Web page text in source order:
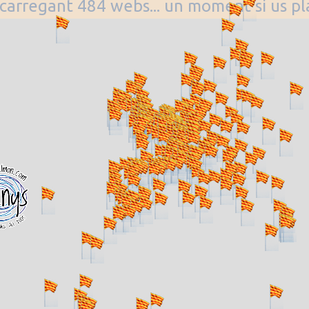
484 webs... un moment si us